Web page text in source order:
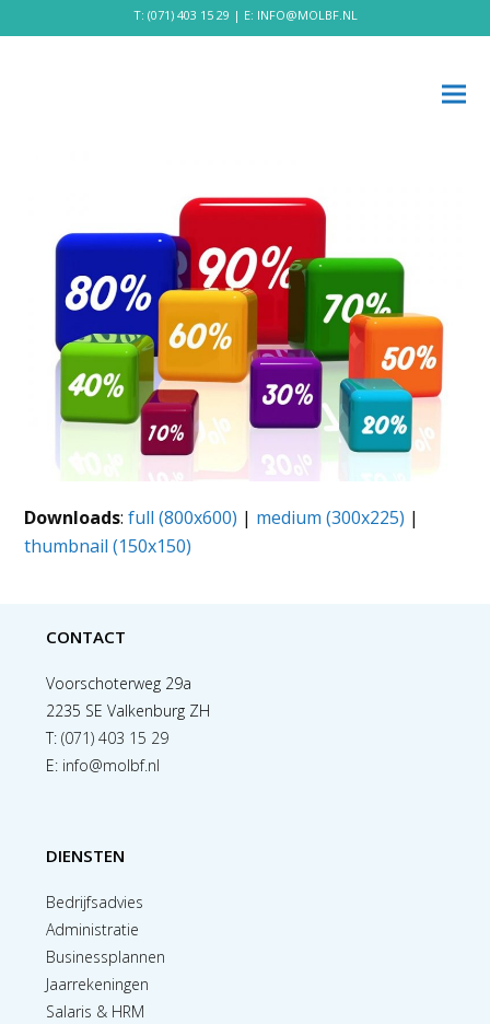
T: (071) 403 15 29 | E: INFO@MOLBF.NL
Downloads:full (800x600) | medium (300x225) |
thumbnail (150x150)
CONTACT
Voorschoterweg 29a
2235 SE Valkenburg ZH
T:(071) 403 15 29
E: info@molbf.nl
DIENSTEN
Bedrijfsadvies
Administratie
Businessplannen
Jaarrekeningen
Salaris & HRM